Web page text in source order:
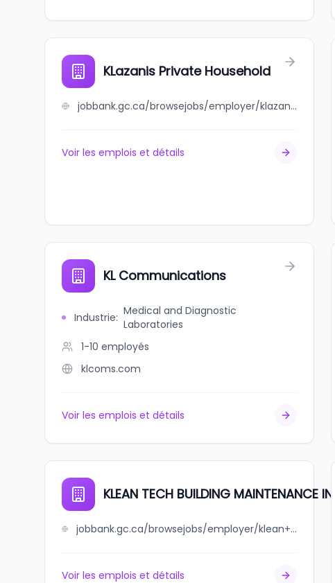
KLazanis Private Household
jobbank.gc.ca/browsejobs/employer/klazanis+private+household/ca
Voir les emplois et détails
KL Communications
Industrie: Medical and Diagnostic
Laboratories
1-10 employés
klcoms.com
Voir les emplois et détails
KLEAN TECH BUILDING MAINTENANCE INC
jobbank.gc.ca/browsejobs/employer/klean+tech+building+maintenance+inc/ca
Voir les emplois et détails